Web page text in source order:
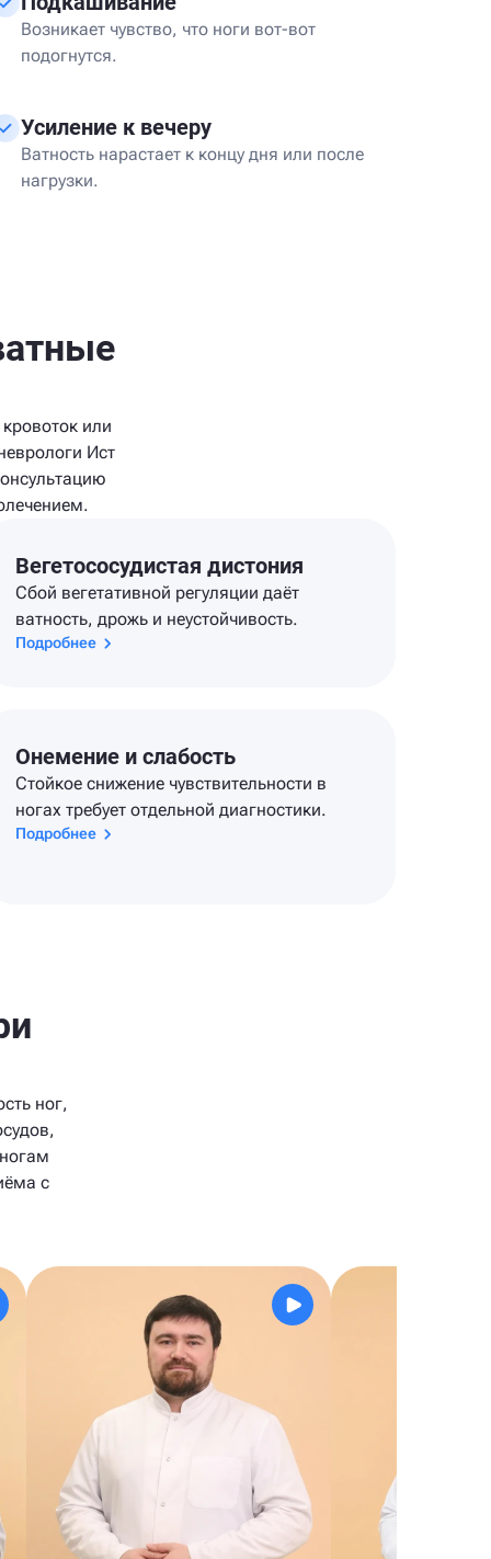
Возникает чувство, что ноги вот-вот
подогнутся.
Усиление к вечеру
Ватность нарастает к концу дня или после
нагрузки.
или
Ист
Вегетососудистая дистония
Сбой вегетативной регуляции даёт
ватность, дрожь и неустойчивость.
Подробнее
Онемение и слабость
Стойкое снижение чувствительности в
ногах требует отдельной диагностики.
Подробнее
ног,
с